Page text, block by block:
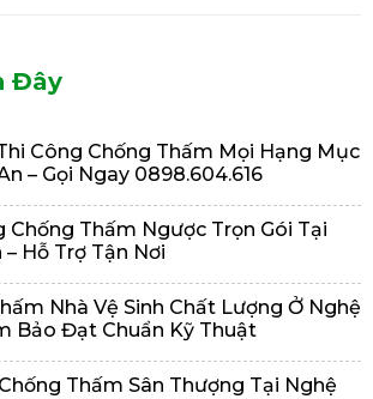
Đây
Công Chống Thấm Mọi Hạng Mục
– Gọi Ngay 0898.604.616
Chống Thấm Ngược Trọn Gói Tại
– Hỗ Trợ Tận Nơi
Nhà Vệ Sinh Chất Lượng Ở Nghệ
Bảo Đạt Chuẩn Kỹ Thuật
Thấm Sân Thượng Tại Nghệ